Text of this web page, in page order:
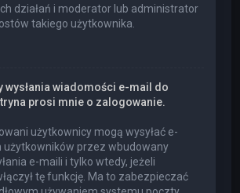
działań i moderator lub administrator
takiego użytkownika.
wysłania wiadomości e-mail do
prosi mnie o zalogowanie.
użytkownicy mogą wysyłać e-
użytkowników przez wbudowany
e-maili i tylko wtedy, jeżeli
tę funkcję. Ma to zabezpieczać